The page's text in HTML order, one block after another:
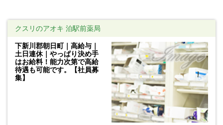
クスリのアオキ 泊駅前薬局
下新川郡朝日町｜高給与｜
土日連休｜やっぱり決め手
はお給料！能力次第で高給
待遇も可能です。【社員募
集】